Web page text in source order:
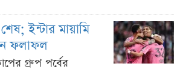
ইন্টার মায়ামি
ফলাফল
গ্রুপ পর্বের